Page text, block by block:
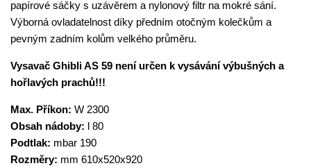
papírové sáčky s uzávěrem a nylonový filtr na mokré sání.
Výborná ovladatelnost díky předním otočným kolečkům a
pevným zadním kolům velkého průměru.
Vysavač Ghibli AS 59 není určen k vysávání výbušných a
hořlavých prachů!!!
Max. Příkon: W 2300
Obsah nádoby: l 80
Podtlak: mbar 190
Rozměry: mm 610x520x920